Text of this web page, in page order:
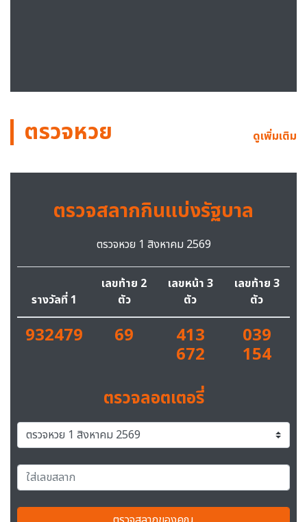
ตรวจหวย ดูเพิ่มเติม
ตรวจสลากกินแบ่งรัฐบาล
ตรวจหวย 1 สิงหาคม 2569
รางวัลที่ 1
เลขท้าย 2
ตัว
เลขหน้า 3
ตัว
เลขท้าย 3
ตัว
932479 69 413
672
039
154
ตรวจลอตเตอรี่